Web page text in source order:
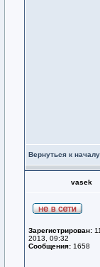
Вернуться к началу
vasek
Зарегистрирован:
2013, 09:32
Сообщения: 1658